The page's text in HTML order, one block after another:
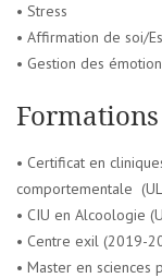
• Stress
• Affirmation de soi/
• Gestion des
Formations
• Certificat en
comportementale
• CIU en Alcoologie
• Centre exil (2019-
• Master en sciences